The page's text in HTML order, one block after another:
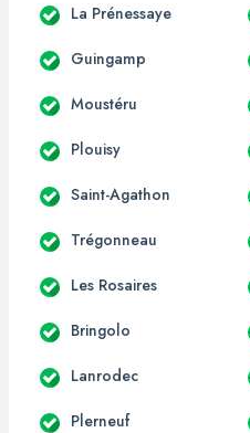
La Prénessaye
Guingamp
Moustéru
Plouisy
Saint-Agathon
Trégonneau
Les Rosaires
Bringolo
Lanrodec
Plerneuf